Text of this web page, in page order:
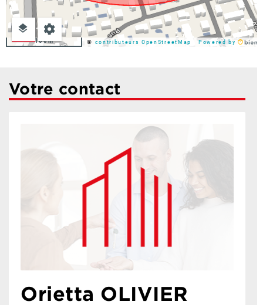
100m © contributeurs OpenStreetMap Powered by
Votre contact
Orietta OLIVIER